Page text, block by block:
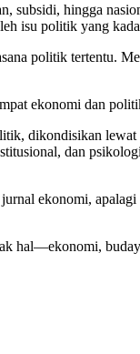
hingga
isu politik yang
politik tertentu.
ekonomi dan
dikondisikan
dan
ekonomi,
hal—ekonomi,